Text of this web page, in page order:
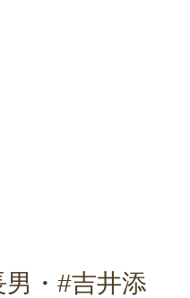
男・#吉井添